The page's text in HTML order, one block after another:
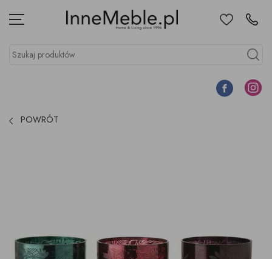
Menu UlubioneKontakt
Szukaj produktów
Szukaj
Facebook
POWRÓT